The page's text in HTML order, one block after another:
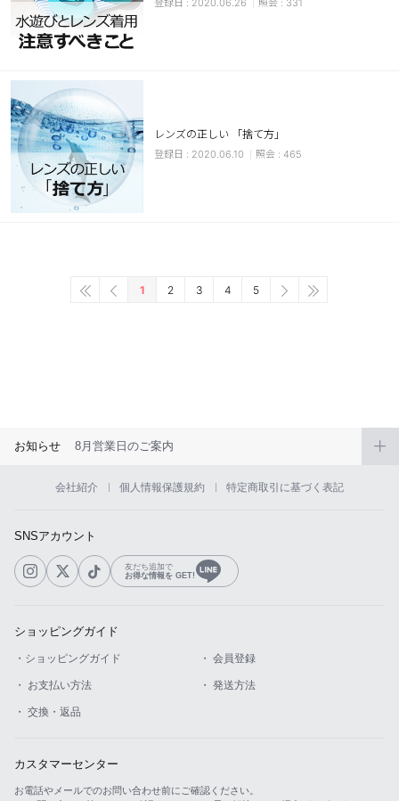
2020.06.26 331
レンズの正しい 「捨て方」
2020.06.10 465
1 2 3 4 5
お知らせ 8月営業日のご案内
会社紹介 個人情報保護規約 特定商取引に基づく表記
SNSアカウント
友だち追加で
お得な情報を GET!
ショッピングガイド
・ショッピングガイド ・ 会員登録
・ お支払い方法 ・ 発送方法
・ 交換・返品
カスタマーセンター
お電話やメールでのお問い合わせ前にご確認ください。